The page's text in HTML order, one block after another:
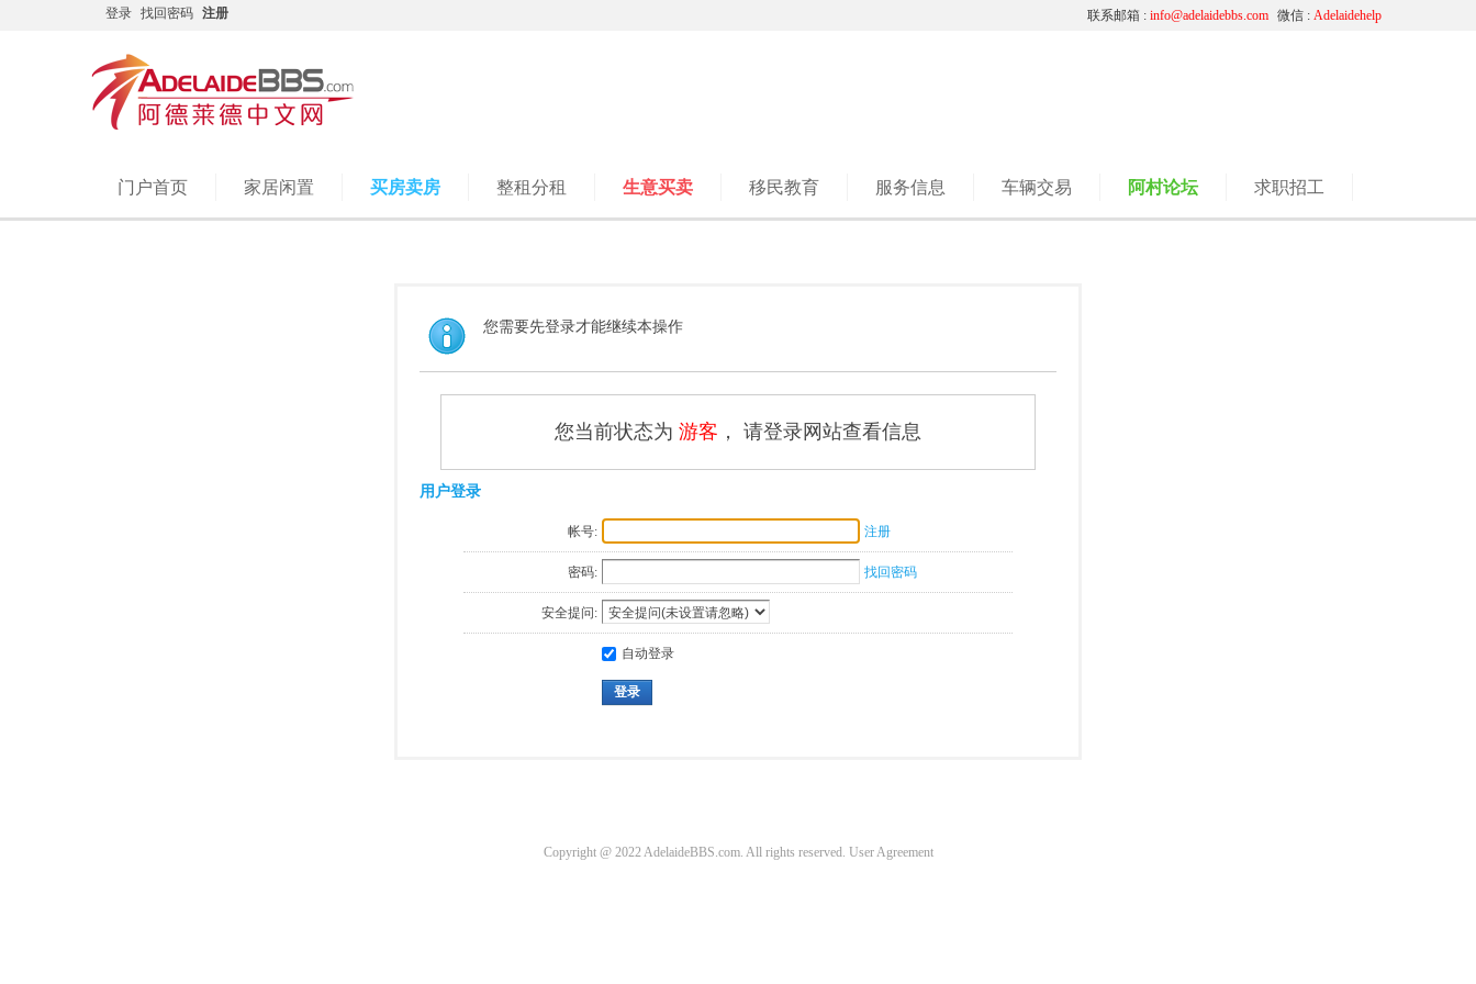
登录 找回密码 注册 微信 : Adelaidehelp
联系邮箱 : info@adelaidebbs.com
门户首页 家居闲置 买房卖房 整租分租 生意买卖 移民教育 服务信息 车辆交易 阿村论坛 求职招工
您需要先登录才能继续本操作
您当前状态为 游客 ， 请登录网站查看信息
用户登录
帐号: 注册
密码: 找回密码
安全提问:
自动登录
登录
Copyright @ 2022 AdelaideBBS.com. All rights reserved. User Agreement